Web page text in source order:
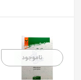
ناموجود